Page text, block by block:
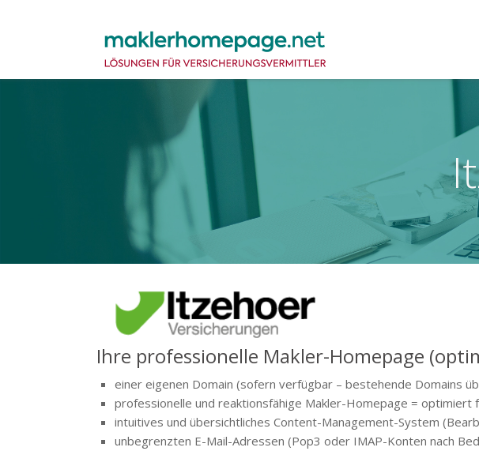
Ihre professionelle Makler-Homepage
einer eigenen Domain (sofern verfügbar – bestehende Domains
professionelle und reaktionsfähige Makler-Homepage = optimiert
intuitives und übersichtliches Content-Management-System
unbegrenzten E-Mail-Adressen (Pop3 oder IMAP-Konten nach